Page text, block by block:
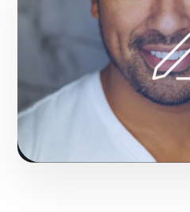
Maximizando o retorno
Solicitar serviço